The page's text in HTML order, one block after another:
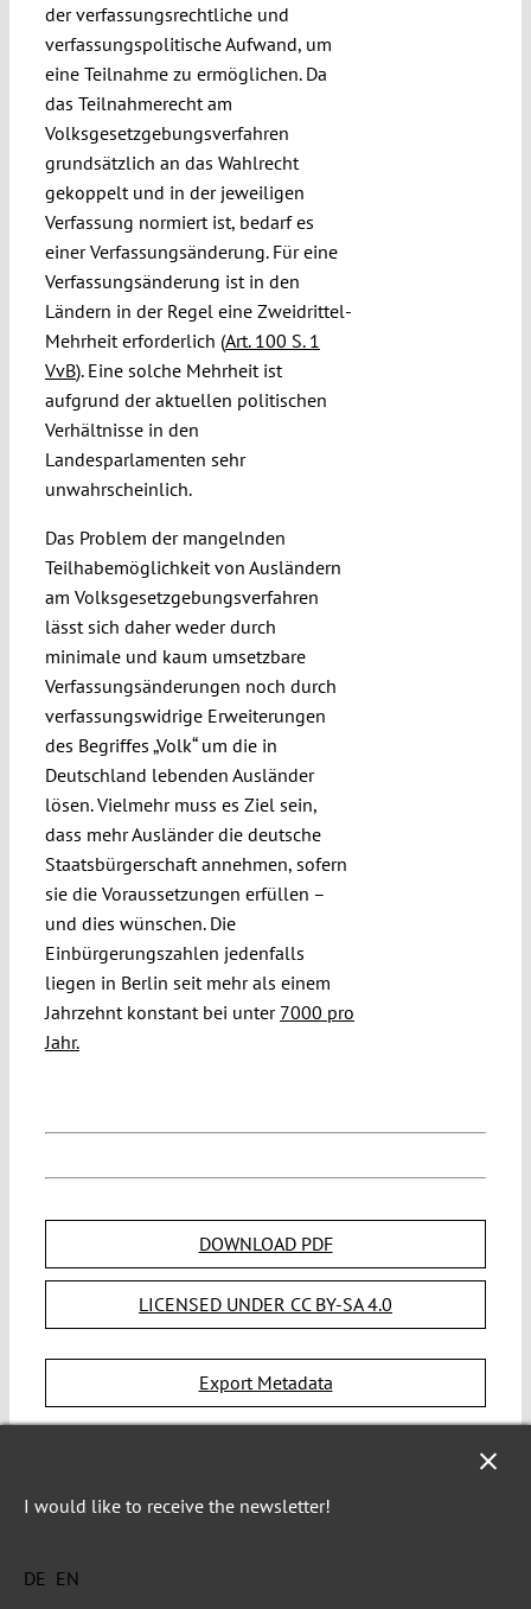
der verfassungsrechtliche und
verfassungspolitische Aufwand, um
eine Teilnahme zu ermöglichen. Da
das Teilnahmerecht am
Volksgesetzgebungsverfahren
grundsätzlich an das Wahlrecht
gekoppelt und in der jeweiligen
Verfassung normiert ist, bedarf es
einer Verfassungsänderung. Für eine
Verfassungsänderung ist in den
Ländern in der Regel eine Zweidrittel-
Mehrheit erforderlich (Art. 100 S. 1
VvB). Eine solche Mehrheit ist
aufgrund der aktuellen politischen
Verhältnisse in den
Landesparlamenten sehr
unwahrscheinlich.
Das Problem der mangelnden
Teilhabemöglichkeit von Ausländern
am Volksgesetzgebungsverfahren
lässt sich daher weder durch
minimale und kaum umsetzbare
Verfassungsänderungen noch durch
verfassungswidrige Erweiterungen
des Begriffes „Volk“ um die in
Deutschland lebenden Ausländer
lösen. Vielmehr muss es Ziel sein,
dass mehr Ausländer die deutsche
Staatsbürgerschaft annehmen, sofern
sie die Voraussetzungen erfüllen –
und dies wünschen. Die
Einbürgerungszahlen jedenfalls
liegen in Berlin seit mehr als einem
Jahrzehnt konstant bei unter 7000 pro
Jahr.
DOWNLOAD PDF
LICENSED UNDER CC BY-SA 4.0
Export Metadata
https://staging.verfassungsblog.de/dw-stimmen/,
I would like to receive the newsletter!
DE EN